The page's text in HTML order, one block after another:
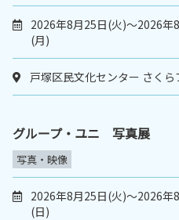
2026年8月25日(火)～2026年
(月)
戸塚区民文化センター さくら
グループ・ユニ 写真展
写真・映像
2026年8月25日(火)～2026年
(日)